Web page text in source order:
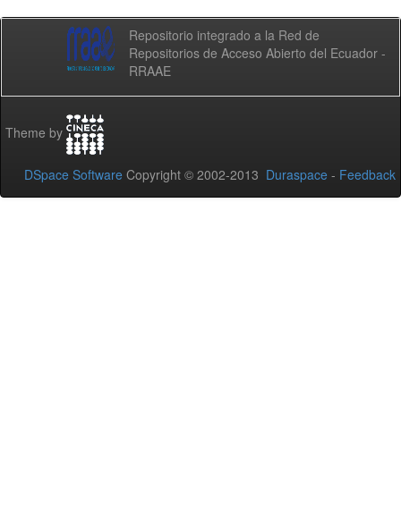
Repositorio integrado a la Red de
Repositorios de Acceso Abierto del Ecuador -
RRAAE
Theme by
DSpace Software Copyright © 2002-2013 Duraspace - Feedback